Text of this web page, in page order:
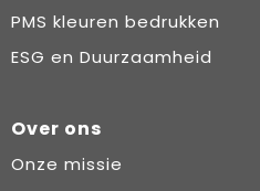
PMS kleuren bedrukken
ESG en Duurzaamheid
Over ons
Onze missie